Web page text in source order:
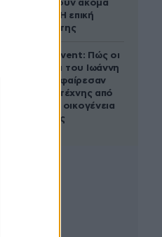
του να κάνουν ακόμα
ένα παιδί – Η επική
αντίδρασή της
Παλάτι Marivent: Πώς οι
κληρονόμοι του Ιωάννη
Σαριδάκη αφαίρεσαν
1.300 έργα τέχνης από
τη βασιλική οικογένεια
της Ισπανίας